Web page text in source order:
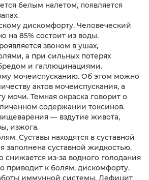
белым налетом, появляется
дискомфорту. Человеческий
на 85% состоит из воды.
звоном в ушах,
а при сильных потерях
и галлюцинациями.
мочеиспусканию. Об этом можно
актов мочеиспускания, а
мочи. Темная окраска говорит о
содержании токсинов.
— вздутие живота,
изжога.
Суставы находятся в суставной
заполнена суставной жидкостью.
снижается из-за водного голодания
приводит к болям, дискомфорту.
иммунной системы. Дефицит